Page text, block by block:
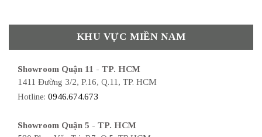
KHU VỰC MIỀN NAM
Showroom Quận 11 - TP. HCM
1411 Đường 3/2, P.16, Q.11, TP. HCM
Hotline: 0946.674.673
Showroom Quận 5 - TP. HCM